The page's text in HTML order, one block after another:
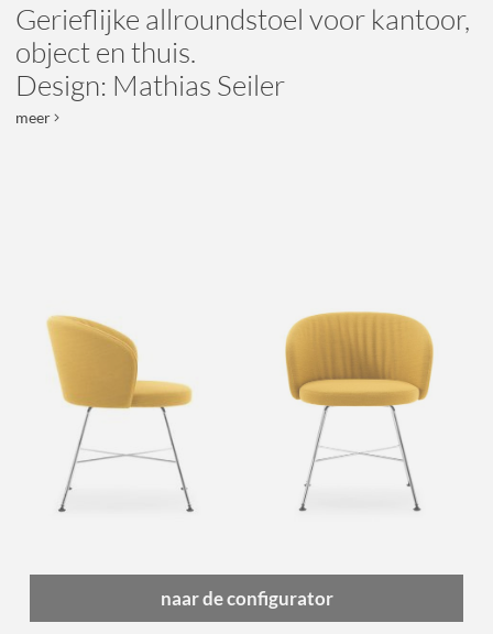
Gerieflijke allroundstoel voor kantoor,
object en thuis.
Design: Mathias Seiler
meer
naar de configurator